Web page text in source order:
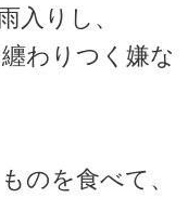
入りし、
わりつく嫌な
のを食べて、